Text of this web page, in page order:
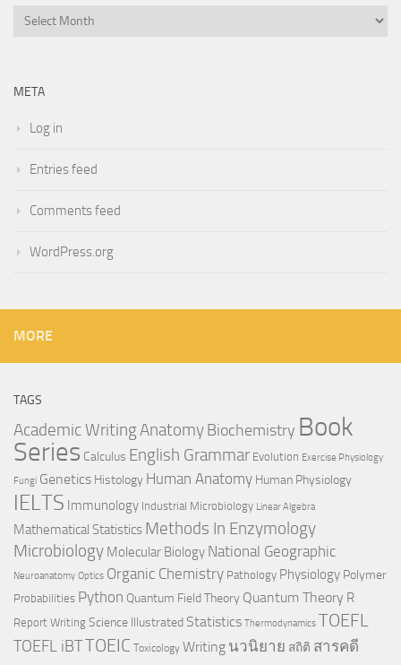
Archives
META
Log in
Entries feed
Comments feed
WordPress.org
MORE
TAGS
Academic WritingAnatomy Biochemistry Book
Series Calculus English Grammar Evolution Exercise Physiology
Fungi Genetics Histology Human Anatomy Human Physiology
IELTS Immunology Industrial Microbiology Linear Algebra
Mathematical Statistics Methods In Enzymology
Microbiology Molecular Biology National Geographic
Neuroanatomy Optics Organic Chemistry Pathology Physiology Polymer
Probabilities Python Quantum Field Theory Quantum Theory R
Report Writing Science Illustrated Statistics Thermodynamics TOEFL
TOEFL iBTTOEIC Toxicology Writing นวนิยาย สถิติ สารคดี